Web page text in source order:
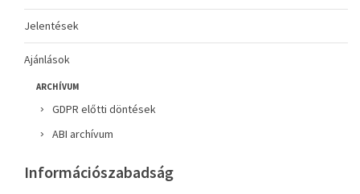
Jelentések
Ajánlások
ARCHÍVUM
GDPR előtti döntések
ABI archívum
Információszabadság